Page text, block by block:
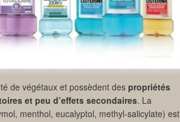
de végétaux et possèdent despropriétés
et peu d’effets secondaires. La
menthol, eucalyptol, methyl-salicylate) est